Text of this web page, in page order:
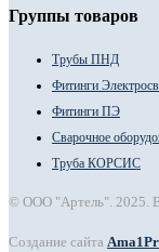
Группы товаров
Трубы ПНД
Фитинги
Фитинги ПЭ
Сварочное
Труба КОРСИС
© ООО "Артель". 2025.
Создание сайта